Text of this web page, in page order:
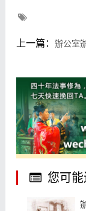
上一篇： 辦公室
您可能